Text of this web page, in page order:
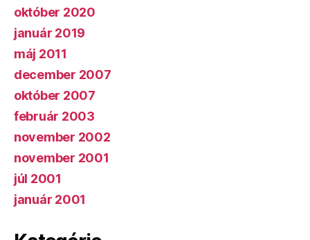
október 2020
január 2019
máj 2011
december 2007
október 2007
február 2003
november 2002
november 2001
júl 2001
január 2001